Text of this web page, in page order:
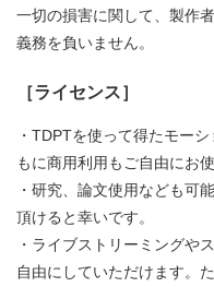
一切の損害に関して、製作
義務を負いません。
［ライセンス］
・TDPTを使って得たモー
もに商用利用もご自由にお
・研究、論文使用なども可
頂けると幸いです。
・ライブストリーミングや
自由にしていただけます。